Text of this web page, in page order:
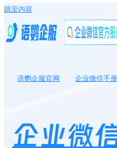
跳至内容
语鹦企服官网 企业微信手册
企业微